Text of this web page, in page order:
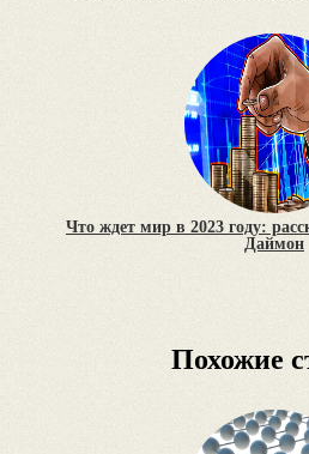
Что ждет мир в 2023 году:
Даймон
Похожие